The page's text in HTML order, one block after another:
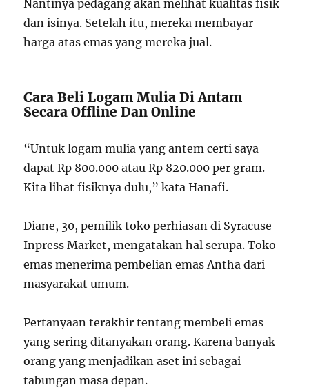
Nantinya pedagang akan melihat kualitas fisik
dan isinya. Setelah itu, mereka membayar
harga atas emas yang mereka jual.
Cara Beli Logam Mulia Di Antam
Secara Offline Dan Online
“Untuk logam mulia yang antem certi saya
dapat Rp 800.000 atau Rp 820.000 per gram.
Kita lihat fisiknya dulu,” kata Hanafi.
Diane, 30, pemilik toko perhiasan di Syracuse
Inpress Market, mengatakan hal serupa. Toko
emas menerima pembelian emas Antha dari
masyarakat umum.
Pertanyaan terakhir tentang membeli emas
yang sering ditanyakan orang. Karena banyak
orang yang menjadikan aset ini sebagai
tabungan masa depan.